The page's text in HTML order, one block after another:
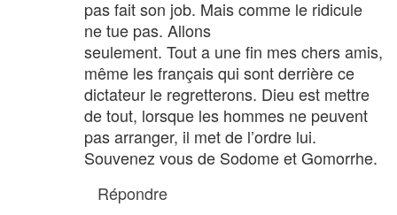
pas fait son job. Mais comme le ridicule
ne tue pas. Allons
seulement. Tout a une fin mes chers amis,
même les français qui sont derrière ce
dictateur le regretterons. Dieu est mettre
de tout, lorsque les hommes ne peuvent
pas arranger, il met de l’ordre lui.
Souvenez vous de Sodome et Gomorrhe.
Répondre